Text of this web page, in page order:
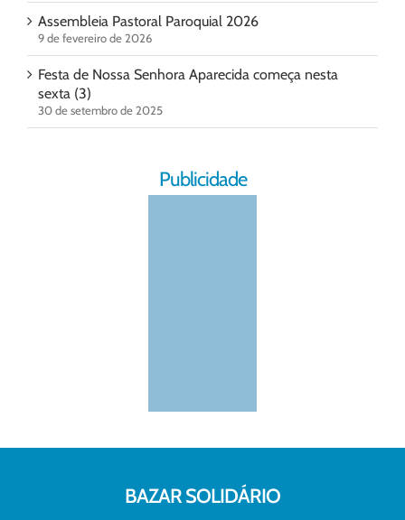
Assembleia Pastoral Paroquial 2026
9 de fevereiro de 2026
Festa de Nossa Senhora Aparecida começa nesta
sexta (3)
30 de setembro de 2025
Publicidade
BAZAR SOLIDÁRIO